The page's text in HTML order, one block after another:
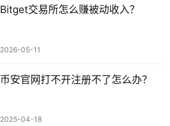
Bitget交易所怎么赚被动收入？
2026-05-11
币安官网打不开注册不了怎么办？
2025-04-18